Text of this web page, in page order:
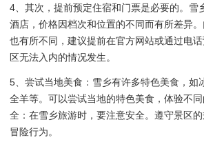
4、其次，提前预定住宿和门票是必要的。雪
酒店，价格因档次和位置的不同而有所差异
也有所不同，建议提前在官方网站或通过电
区无法入内的情况发生。
5、尝试当地美食：雪乡有许多特色美食，如
全羊等。可以尝试当地的特色美食，体验不
全：在雪乡旅游时，要注意安全。遵守景区
冒险行为。